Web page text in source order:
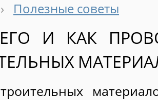
› Полезные советы
И КАК